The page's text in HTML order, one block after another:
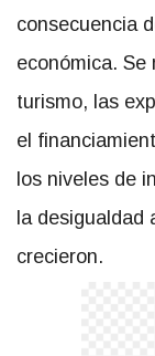
consecuencia
económica. Se
turismo, las
el
los niveles de
la desigualdad
crecieron.